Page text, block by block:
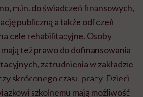
m.in. do świadczeń finansowych,
publiczną a także odliczeń
cele rehabilitacyjne. Osoby
też prawo do dofinansowania
zatrudnienia w zakładzie
skróconego czasu pracy. Dzieci
szkolnemu mają możliwość